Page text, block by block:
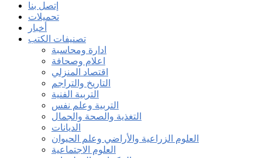
إتصل بنا
تحميلات
أخبار
تصنيفات الكتب
ادارة ومحاسبة
اعلام وصحافة
اقتصاد المنزلي
التاريخ والتراجم
التربية الفنية
التربية وعلم نفس
التغذية والصحة والجمال
الديانات
العلوم الزراعية والأراضي وعلم الحيوان
العلوم الاجتماعية